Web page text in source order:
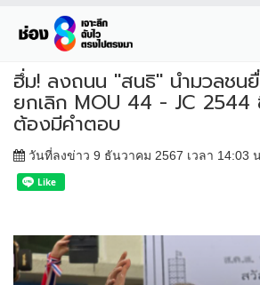
ฮึ่ม! ลงถนน "สนธิ" นำมวลชน​
ยกเลิก​ MOU​ 44​ -​ JC 2544
ต้องมีคำตอบ​
วันที่ลงข่าว 9 ธันวาคม 2567 เวลา 14:03